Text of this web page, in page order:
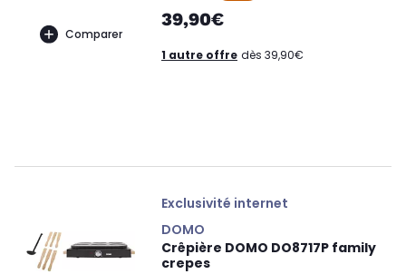
Comparer
39,90€
1 autre offre dès 39,90€
Exclusivité internet
DOMO
Crêpière DOMO DO8717P family
crepes